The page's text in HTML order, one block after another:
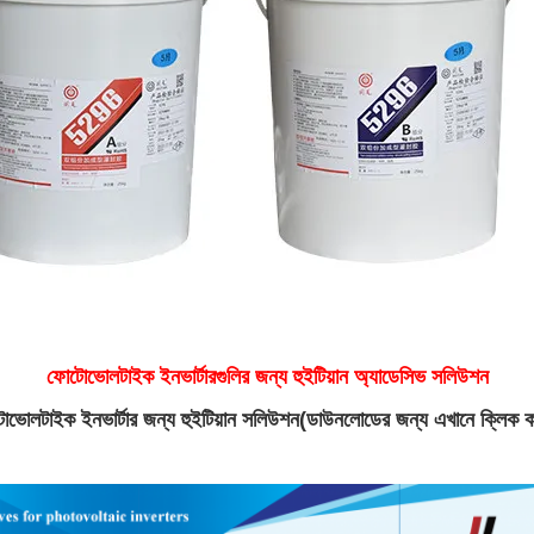
ফোটোভোলটাইক ইনভার্টারগুলির জন্য হুইটিয়ান অ্যাডেসিভ সলিউশন
ইনভার্টার জন্য হুইটিয়ান সলিউশন(ডাউনলোডের জন্য এখানে ক্লিক